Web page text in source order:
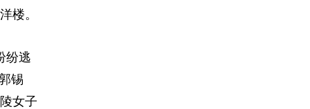
楼。
纷逃
锡
女子